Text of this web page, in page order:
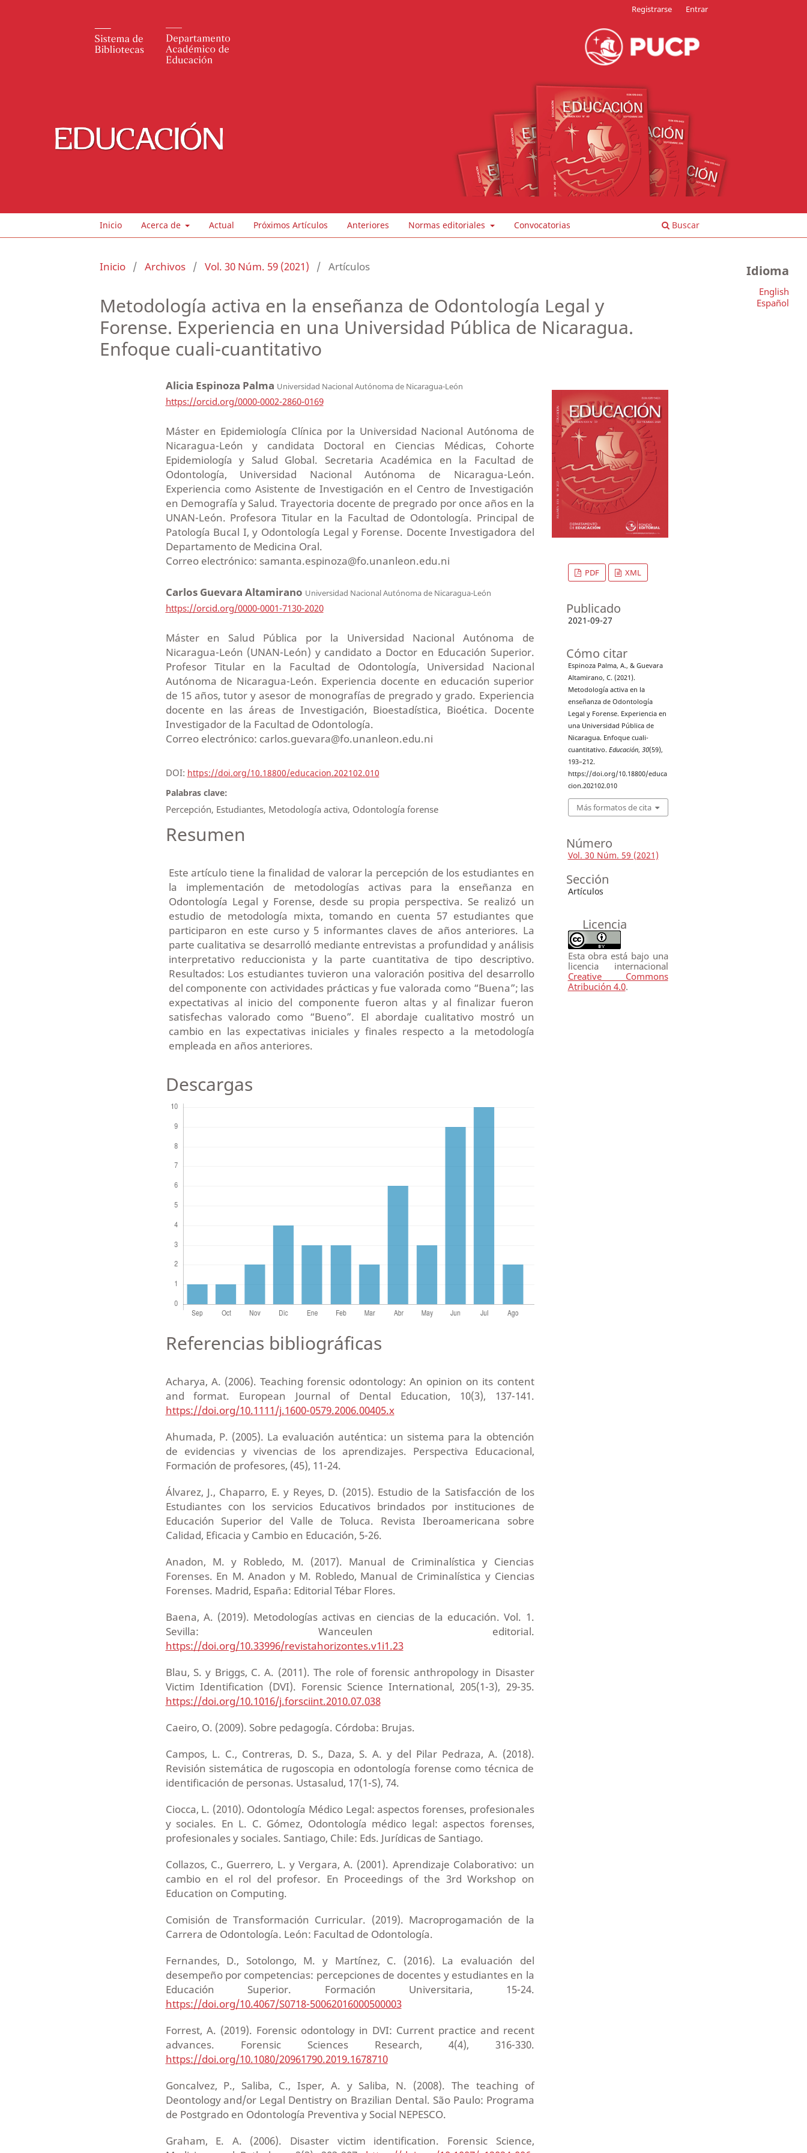
Inicio Acerca de Actual Próximos Artículos Anteriores Normas editoriales Convocatorias Buscar
Registrarse Entrar
Inicio / Archivos / Vol. 30 Núm. 59 (2021) / Artículos
Metodología activa en la enseñanza de Odontología Legal y
Forense. Experiencia en una Universidad Pública de Nicaragua.
Enfoque cuali-cuantitativo
Alicia Espinoza Palma Universidad Nacional Autónoma de Nicaragua-León
https://orcid.org/0000-0002-2860-0169
Máster en Epidemiología Clínica por la Universidad Nacional Autónoma de
Nicaragua-León y candidata Doctoral en Ciencias Médicas, Cohorte
Epidemiología y Salud Global. Secretaria Académica en la Facultad de
Odontología, Universidad Nacional Autónoma de Nicaragua-León.
Experiencia como Asistente de Investigación en el Centro de Investigación
en Demografía y Salud. Trayectoria docente de pregrado por once años en la
UNAN-León. Profesora Titular en la Facultad de Odontología. Principal de
Patología Bucal I, y Odontología Legal y Forense. Docente Investigadora del
Departamento de Medicina Oral.
Correo electrónico: samanta.espinoza@fo.unanleon.edu.ni
Carlos Guevara Altamirano Universidad Nacional Autónoma de Nicaragua-León
https://orcid.org/0000-0001-7130-2020
Máster en Salud Pública por la Universidad Nacional Autónoma de
Nicaragua-León (UNAN-León) y candidato a Doctor en Educación Superior.
Profesor Titular en la Facultad de Odontología, Universidad Nacional
Autónoma de Nicaragua-León. Experiencia docente en educación superior
de 15 años, tutor y asesor de monografías de pregrado y grado. Experiencia
docente en las áreas de Investigación, Bioestadística, Bioética. Docente
Investigador de la Facultad de Odontología.
Correo electrónico: carlos.guevara@fo.unanleon.edu.ni
DOI: https://doi.org/10.18800/educacion.202102.010
Palabras clave:
Percepción, Estudiantes, Metodología activa, Odontología forense
Resumen
Este artículo tiene la finalidad de valorar la percepción de los estudiantes en
la implementación de metodologías activas para la enseñanza en
Odontología Legal y Forense, desde su propia perspectiva. Se realizó un
estudio de metodología mixta, tomando en cuenta 57 estudiantes que
participaron en este curso y 5 informantes claves de años anteriores. La
parte cualitativa se desarrolló mediante entrevistas a profundidad y análisis
interpretativo reduccionista y la parte cuantitativa de tipo descriptivo.
Resultados: Los estudiantes tuvieron una valoración positiva del desarrollo
del componente con actividades prácticas y fue valorada como “Buena”; las
expectativas al inicio del componente fueron altas y al finalizar fueron
satisfechas valorado como “Bueno”. El abordaje cualitativo mostró un
cambio en las expectativas iniciales y finales respecto a la metodología
empleada en años anteriores.
Descargas
Referencias bibliográficas
Acharya, A. (2006). Teaching forensic odontology: An opinion on its content
and format. European Journal of Dental Education, 10(3), 137-141.
https://doi.org/10.1111/j.1600-0579.2006.00405.x
Ahumada, P. (2005). La evaluación auténtica: un sistema para la obtención
de evidencias y vivencias de los aprendizajes. Perspectiva Educacional,
Formación de profesores, (45), 11-24.
Álvarez, J., Chaparro, E. y Reyes, D. (2015). Estudio de la Satisfacción de los
Estudiantes con los servicios Educativos brindados por instituciones de
Educación Superior del Valle de Toluca. Revista Iberoamericana sobre
Calidad, Eficacia y Cambio en Educación, 5-26.
Anadon, M. y Robledo, M. (2017). Manual de Criminalística y Ciencias
Forenses. En M. Anadon y M. Robledo, Manual de Criminalística y Ciencias
Forenses. Madrid, España: Editorial Tébar Flores.
Baena, A. (2019). Metodologías activas en ciencias de la educación. Vol. 1.
Sevilla: Wanceulen editorial.
https://doi.org/10.33996/revistahorizontes.v1i1.23
Blau, S. y Briggs, C. A. (2011). The role of forensic anthropology in Disaster
Victim Identification (DVI). Forensic Science International, 205(1-3), 29-35.
https://doi.org/10.1016/j.forsciint.2010.07.038
Caeiro, O. (2009). Sobre pedagogía. Córdoba: Brujas.
Campos, L. C., Contreras, D. S., Daza, S. A. y del Pilar Pedraza, A. (2018).
Revisión sistemática de rugoscopia en odontología forense como técnica de
identificación de personas. Ustasalud, 17(1-S), 74.
Ciocca, L. (2010). Odontología Médico Legal: aspectos forenses, profesionales
y sociales. En L. C. Gómez, Odontología médico legal: aspectos forenses,
profesionales y sociales. Santiago, Chile: Eds. Jurídicas de Santiago.
Collazos, C., Guerrero, L. y Vergara, A. (2001). Aprendizaje Colaborativo: un
cambio en el rol del profesor. En Proceedings of the 3rd Workshop on
Education on Computing.
Comisión de Transformación Curricular. (2019). Macroprogamación de la
Carrera de Odontología. León: Facultad de Odontología.
Fernandes, D., Sotolongo, M. y Martínez, C. (2016). La evaluación del
desempeño por competencias: percepciones de docentes y estudiantes en la
Educación Superior. Formación Universitaria, 15-24.
https://doi.org/10.4067/S0718-50062016000500003
Forrest, A. (2019). Forensic odontology in DVI: Current practice and recent
advances. Forensic Sciences Research, 4(4), 316-330.
https://doi.org/10.1080/20961790.2019.1678710
Goncalvez, P., Saliba, C., Isper, A. y Saliba, N. (2008). The teaching of
Deontology and/or Legal Dentistry on Brazilian Dental. São Paulo: Programa
de Postgrado en Odontología Preventiva y Social NEPESCO.
Graham, E. A. (2006). Disaster victim identification. Forensic Science,
PDF XML
Publicado
2021-09-27
Cómo citar
Espinoza Palma, A., & Guevara
Altamirano, C. (2021).
Metodología activa en la
enseñanza de Odontología
Legal y Forense. Experiencia en
una Universidad Pública de
Nicaragua. Enfoque cuali-
cuantitativo. Educación, 30(59),
193–212.
https://doi.org/10.18800/educa
cion.202102.010
Más formatos de cita
Número
Vol. 30 Núm. 59 (2021)
Sección
Artículos
Licencia
Esta obra está bajo una
licencia internacional
Creative Commons
Atribución 4.0.
Idioma
English
Español